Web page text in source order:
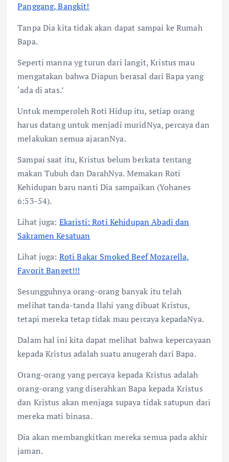
Panggang, Bangkit!
Tanpa Dia kita tidak akan dapat sampai ke Rumah
Bapa.
Seperti manna yg turun dari langit, Kristus mau
mengatakan bahwa Diapun berasal dari Bapa yang
‘ada di atas.’
Untuk memperoleh Roti Hidup itu, setiap orang
harus datang untuk menjadi muridNya, percaya dan
melakukan semua ajaranNya.
Sampai saat itu, Kristus belum berkata tentang
makan Tubuh dan DarahNya. Memakan Roti
Kehidupan baru nanti Dia sampaikan (Yohanes
6:53-54).
Lihat juga: Ekaristi: Roti Kehidupan Abadi dan
Sakramen Kesatuan
Lihat juga: Roti Bakar Smoked Beef Mozarella,
Favorit Banget!!!
Sesungguhnya orang-orang banyak itu telah
melihat tanda-tanda Ilahi yang dibuat Kristus,
tetapi mereka tetap tidak mau percaya kepadaNya.
Dalam hal ini kita dapat melihat bahwa kepercayaan
kepada Kristus adalah suatu anugerah dari Bapa.
Orang-orang yang percaya kepada Kristus adalah
orang-orang yang diserahkan Bapa kepada Kristus
dan Kristus akan menjaga supaya tidak satupun dari
mereka mati binasa.
Dia akan membangkitkan mereka semua pada akhir
jaman.